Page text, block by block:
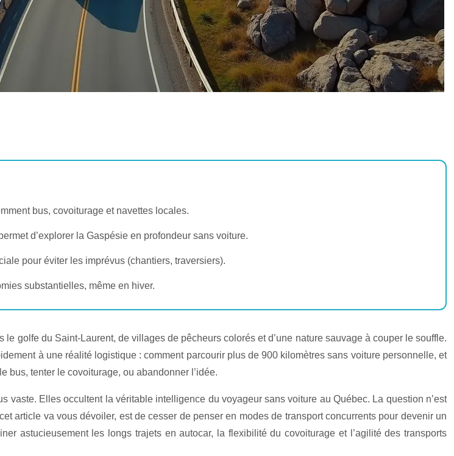
bus, covoiturage et navettes locales.
d’explorer la Gaspésie en profondeur sans voiture.
pour éviter les imprévus (chantiers, traversiers).
substantielles, même en hiver.
golfe du Saint-Laurent, de villages de pêcheurs colorés et d’une nature sauvage à couper le souffle.
à une réalité logistique : comment parcourir plus de 900 kilomètres sans voiture personnelle, et
bus, tenter le covoiturage, ou abandonner l’idée.
Elles occultent la véritable intelligence du voyageur sans voiture au Québec. La question n’est
article va vous dévoiler, est de cesser de penser en modes de transport concurrents pour devenir un
astucieusement les longs trajets en autocar, la flexibilité du covoiturage et l’agilité des transports